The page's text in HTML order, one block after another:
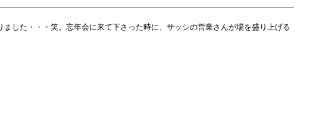
した・・・笑。忘年会に来て下さった時に、サッシの営業さんが場を盛り上げる